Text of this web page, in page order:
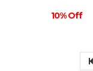
10% Off